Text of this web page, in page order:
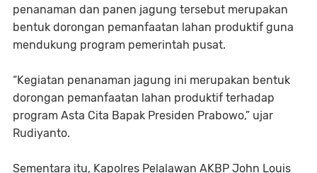
penanaman dan panen jagung tersebut merupakan
bentuk dorongan pemanfaatan lahan produktif guna
mendukung program pemerintah pusat.
“Kegiatan penanaman jagung ini merupakan bentuk
dorongan pemanfaatan lahan produktif terhadap
program Asta Cita Bapak Presiden Prabowo,” ujar
Rudiyanto.
Sementara itu, Kapolres Pelalawan AKBP John Louis